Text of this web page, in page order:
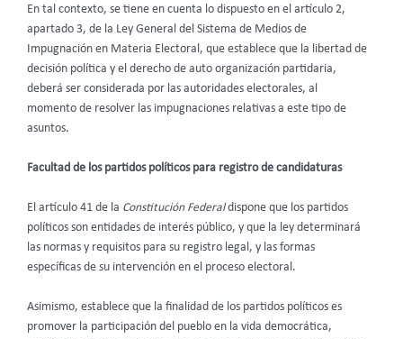
En tal contexto, se tiene en cuenta lo dispuesto en el artículo 2,
apartado 3, de la Ley General del Sistema de Medios de
Impugnación en Materia Electoral, que establece que la libertad de
decisión política y el derecho de auto organización partidaria,
deberá ser considerada por las autoridades electorales, al
momento de resolver las impugnaciones relativas a este tipo de
asuntos.
Facultad de los partidos políticos para registro de candidaturas
El artículo 41 de la Constitución Federaldispone que los partidos
políticos son entidades de interés público, y que la ley determinará
las normas y requisitos para su registro legal, y las formas
específicas de su intervención en el proceso electoral.
Asimismo, establece que la finalidad de los partidos políticos es
promover la participación del pueblo en la vida democrática,